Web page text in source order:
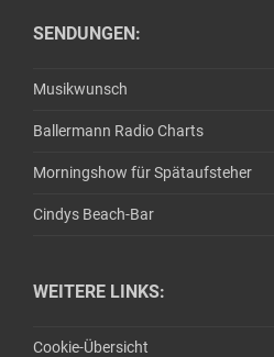
SENDUNGEN:
Musikwunsch
Ballermann Radio Charts
Morningshow für Spätaufsteher
Cindys Beach-Bar
WEITERE LINKS:
Cookie-Übersicht